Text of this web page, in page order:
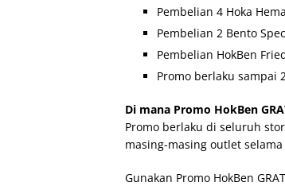
Pembelian 4 Hoka
Pembelian 2 Bento
Pembelian HokBen
Promo berlaku sampai
Di mana Promo HokBen
Promo berlaku di seluruh
masing-masing outlet
Gunakan Promo HokBen